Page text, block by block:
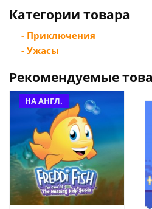
Категории товара
- Приключения
- Ужасы
Рекомендуемые
НА АНГЛ.